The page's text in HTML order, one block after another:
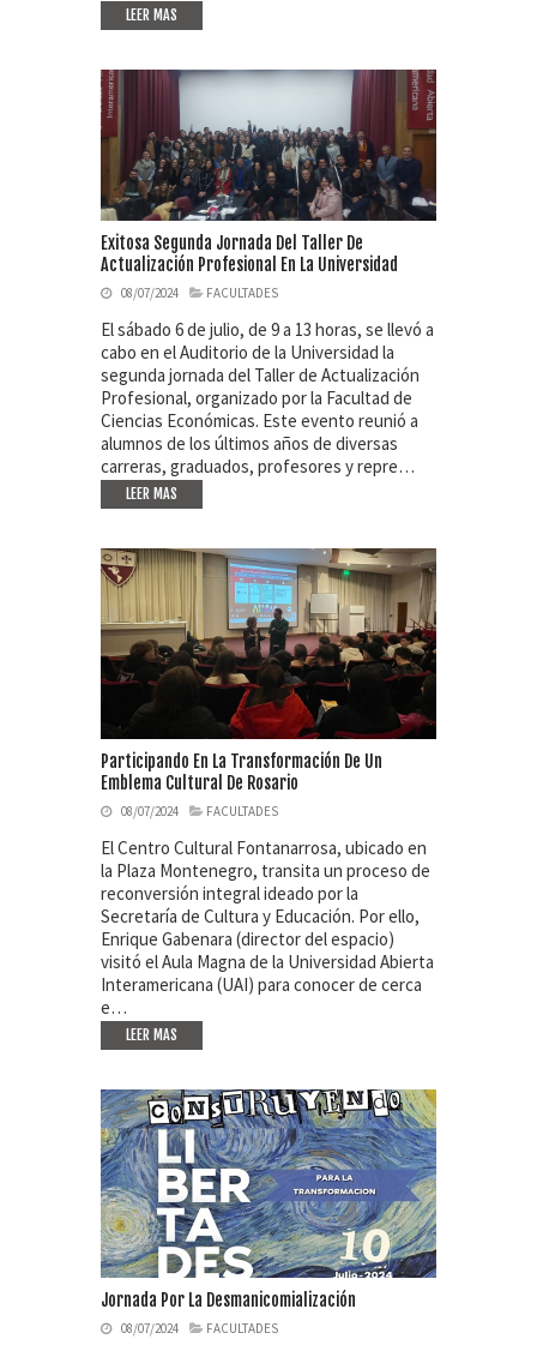
LEER MAS
Exitosa Segunda Jornada Del Taller De
Actualización Profesional En La Universidad
08/07/2024 FACULTADES
El sábado 6 de julio, de 9 a 13 horas, se llevó a
cabo en el Auditorio de la Universidad la
segunda jornada del Taller de Actualización
Profesional, organizado por la Facultad de
Ciencias Económicas. Este evento reunió a
alumnos de los últimos años de diversas
carreras, graduados, profesores y repre…
LEER MAS
Participando En La Transformación De Un
Emblema Cultural De Rosario
08/07/2024 FACULTADES
El Centro Cultural Fontanarrosa, ubicado en
la Plaza Montenegro, transita un proceso de
reconversión integral ideado por la
Secretaría de Cultura y Educación. Por ello,
Enrique Gabenara (director del espacio)
visitó el Aula Magna de la Universidad Abierta
Interamericana (UAI) para conocer de cerca
e…
LEER MAS
Jornada Por La Desmanicomialización
08/07/2024 FACULTADES